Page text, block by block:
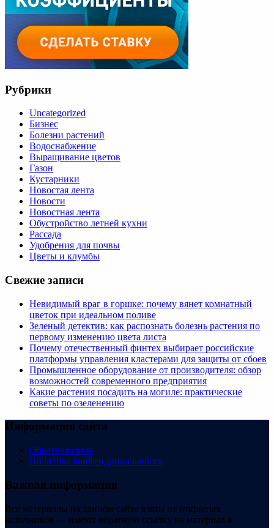
Рубрики
Uncategorized
Бизнес
Болезни растений
Водоснабжение
Выращивание цветов
Газон
Кустарники
Новостая лента
Новости
Новостная лента
Обустройство летней кухни
Рассада
Удобрения для почвы
Цветы и клумбы
Свежие записи
Невидимый враг в горшке: почему вянет комнатный
цветок при идеальном поливе
Зеленый детектив: как распознать болезнь растения по
первому изменению цвета листа
Почему отечественный финтех выбирает российские
платформы управления кластерами для защиты от сбоев
Промышленное оборудование от производителя: обзор
возможностей современного предприятия
Какие растения посадить на могиле: практические
советы по озеленению
Информация сайта
Обратная связь
Политика конфендициальности
Важная информация
Все материалы на данном сайте взяты из открытых
источников — имеют обратную ссылку на материал в